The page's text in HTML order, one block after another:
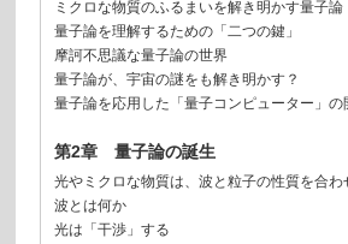
ミクロな物質のふるまいを解き明かす量子論
量子論を理解するための「二つの鍵」
摩訶不思議な量子論の世界
量子論が、宇宙の謎をも解き明かす？
量子論を応用した「量子コンピューター」の
第2章 量子論の誕生
光やミクロな物質は、波と粒子の性質を合わ
波とは何か
光は「干渉」する